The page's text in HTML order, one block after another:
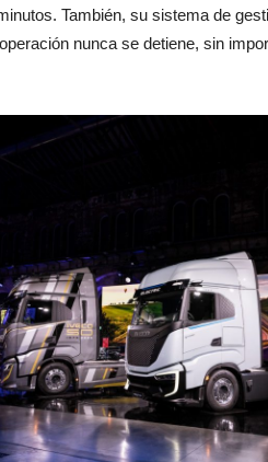
También, su sistema de
nunca se detiene, sin